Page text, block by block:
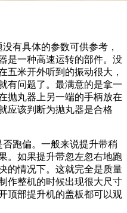
有具体的参数可供参考，
是一种高速运转的部件。没
五米开外听到的振动很大，
有问题了。最满意的是拿一
抛丸器上另一端的手柄放在
应该判断为抛丸器是合格
跑偏。一般来说提升带稍
。如果提升带忽左忽右地跑
的情况下。这就完全是质量
作整机的时候出现很大尺寸
顶部提升机的盖板都可以观